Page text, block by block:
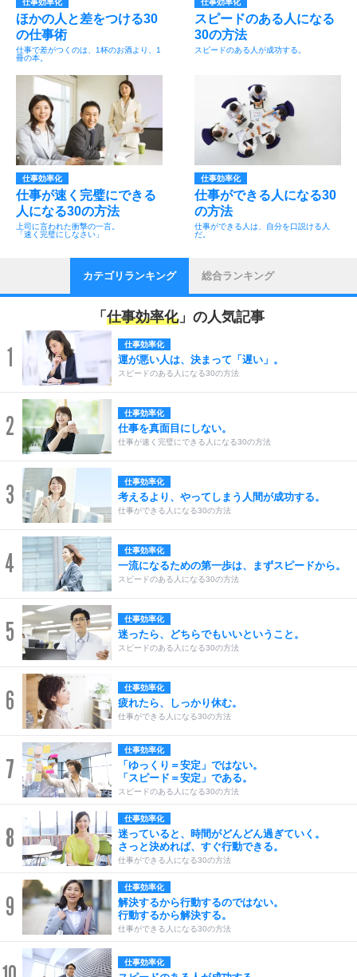
ほかの人と差をつける30
の仕事術
仕事で差がつくのは、1杯のお酒より、1
冊の本。
スピードのある人になる
30の方法
スピードのある人が成功する。
仕事効率化
仕事が速く完璧にできる
人になる30の方法
上司に言われた衝撃の一言。
「速く完璧にしなさい」
仕事効率化
仕事ができる人になる30
の方法
仕事ができる人は、自分を口説ける人
だ。
カテゴリランキング 総合ランキング
「 仕事効率化」の人気記事
1 仕事効率化
運が悪い人は、決まって「遅い」。
スピードのある人になる30の方法
2 仕事効率化
仕事を真面目にしない。
仕事が速く完璧にできる人になる30の方法
3 仕事効率化
考えるより、やってしまう人間が成功する。
仕事ができる人になる30の方法
4 仕事効率化
一流になるための第一歩は、まずスピードから。
スピードのある人になる30の方法
5 仕事効率化
迷ったら、どちらでもいいということ。
スピードのある人になる30の方法
6 仕事効率化
疲れたら、しっかり休む。
仕事ができる人になる30の方法
7
仕事効率化
「ゆっくり＝安定」ではない。
「スピード＝安定」である。
スピードのある人になる30の方法
8
仕事効率化
迷っていると、時間がどんどん過ぎていく。
さっと決めれば、すぐ行動できる。
仕事ができる人になる30の方法
9
仕事効率化
解決するから行動するのではない。
行動するから解決する。
仕事ができる人になる30の方法
仕事効率化